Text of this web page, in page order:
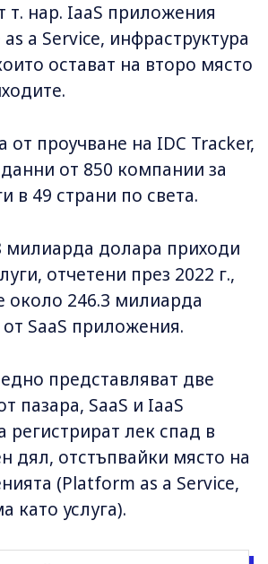
т. нар. IaaS приложения
a Service, инфраструктура
остават на второ място
от проучване на IDC Tracker,
от 850 компании за
в 49 страни по света.
милиарда долара приходи
отчетени през 2022 г.,
около 246.3 милиарда
SaaS приложения.
представляват две
пазара, SaaS и IaaS
регистрират лек спад в
дял, отстъпвайки място на
(Platform as a Service,
като услуга).